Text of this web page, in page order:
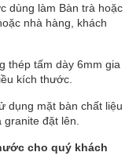
dùng làm Bàn trà hoặc
nhà hàng, khách
thép tấm dày 6mm gia
kích thước.
dụng mặt bàn chất liệu
đặt lên.
cho quý khách